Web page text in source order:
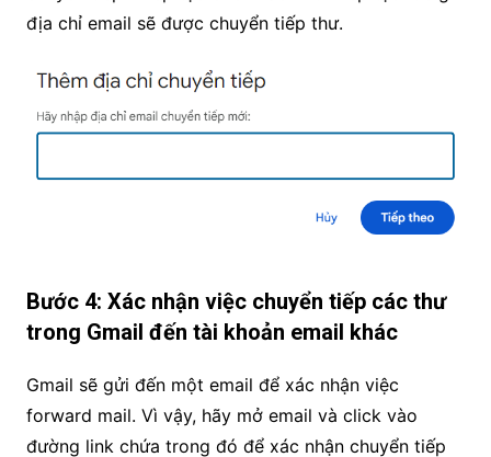
địa chỉ email sẽ được chuyển tiếp thư.
Bước 4: Xác nhận việc chuyển tiếp các thư
trong Gmail đến tài khoản email khác
Gmail sẽ gửi đến một email để xác nhận việc
forward mail. Vì vậy, hãy mở email và click vào
đường link chứa trong đó để xác nhận chuyển tiếp